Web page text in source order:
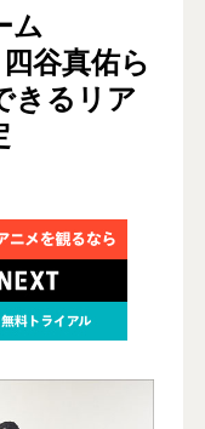
ム
谷真佑ら
きるリア